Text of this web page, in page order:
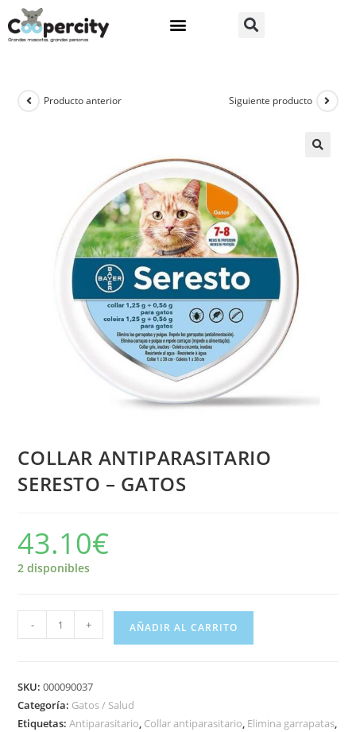
Producto anterior Siguiente producto
COLLAR ANTIPARASITARIO
SERESTO – GATOS
43.10€
2 disponibles
- + AÑADIR AL CARRITO
SKU:000090037
Categoría: Gatos / Salud
Etiquetas:Antiparasitario, Collar antiparasitario, Elimina garrapatas,